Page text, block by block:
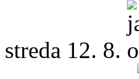
streda 12. 8.